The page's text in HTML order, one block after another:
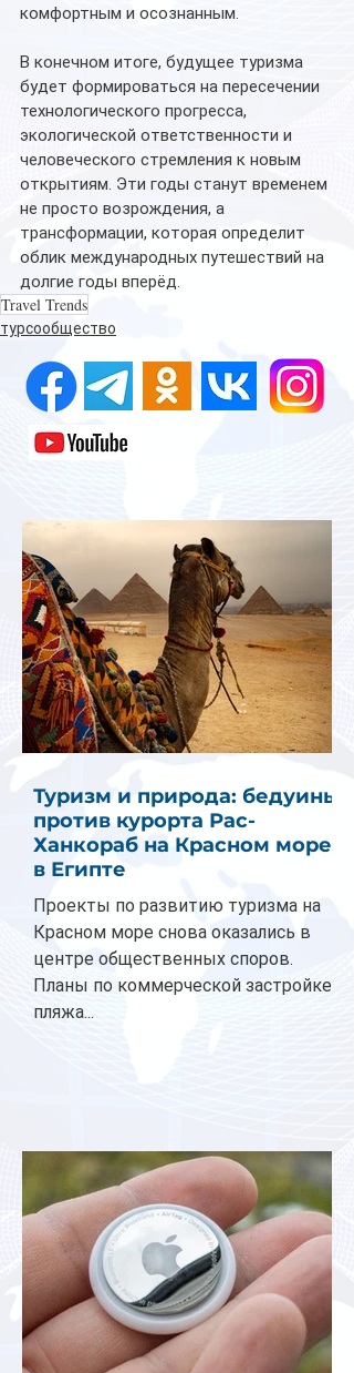
комфортным и осознанным.
В конечном итоге, будущее туризма
будет формироваться на пересечении
технологического прогресса,
экологической ответственности и
человеческого стремления к новым
открытиям. Эти годы станут временем
не просто возрождения, а
трансформации, которая определит
облик международных путешествий на
долгие годы вперёд.
Travel Trends
турсообщество
Туризм и природа: бедуины
против курорта Рас-
Ханкораб на Красном море
в Египте
Проекты по развитию туризма на
Красном море снова оказались в
центре общественных споров.
Планы по коммерческой застройке
пляжа...